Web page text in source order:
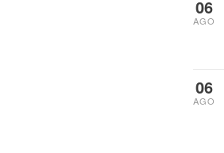
06
AGO
06
AGO